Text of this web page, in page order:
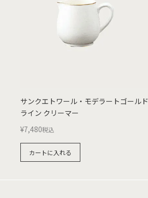
サンクエトワール・モデラートゴールド
ライン クリーマー
¥7,480税込
カートに入れる